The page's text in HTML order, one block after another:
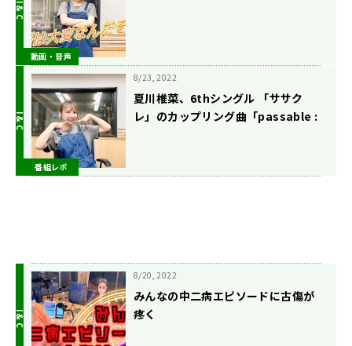
動画・音声
番組レポ
8/23, 2022
夏川椎菜、6thシングル 「ササク
レ」のカップリング曲「passable :
8/20, 2022
みんなの中二病エピソードに古傷が
疼く